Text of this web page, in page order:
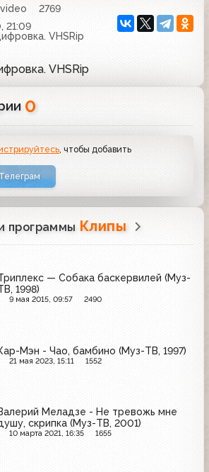
2769
21:09
VHSRip
VHSRip
0
, чтобы добавить
программы Клипы
— Собака баскервилей (Муз-
1998)
9 мая 2015, 09:57 2490
Мэн - Чао, бамбино (Муз-ТВ, 1997)
21 мая 2023, 15:11 1552
Меладзе - Не тревожь мне
скрипка (Муз-ТВ, 2001)
10 марта 2021, 16:35 1655